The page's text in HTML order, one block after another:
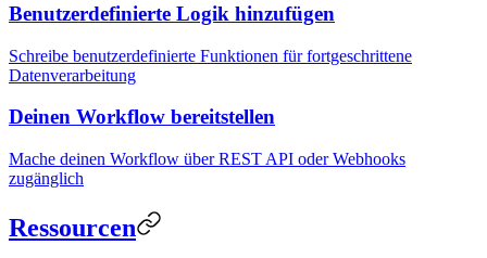
Benutzerdefinierte Logik hinzufügen
Schreibe benutzerdefinierte Funktionen für fortgeschrittene
Datenverarbeitung
Deinen Workflow bereitstellen
Mache deinen Workflow über REST API oder Webhooks
zugänglich
Ressourcen